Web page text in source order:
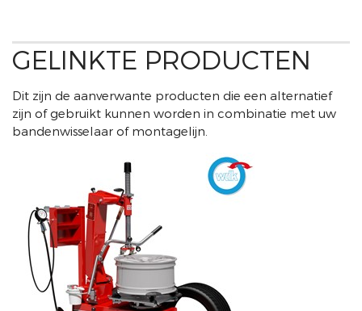
GELINKTE PRODUCTEN
Dit zijn de aanverwante producten die een alternatief
zijn of gebruikt kunnen worden in combinatie met uw
bandenwisselaar of montagelijn.